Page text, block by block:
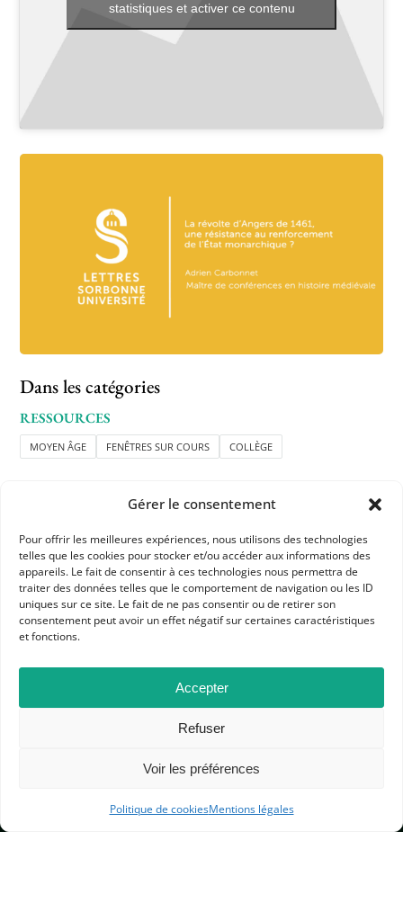
Gérer le consentement
Pour offrir les meilleures expériences, nous utilisons des technologies
telles que les cookies pour stocker et/ou accéder aux informations des
appareils. Le fait de consentir à ces technologies nous permettra de
traiter des données telles que le comportement de navigation ou les ID
uniques sur ce site. Le fait de ne pas consentir ou de retirer son
consentement peut avoir un effet négatif sur certaines caractéristiques
et fonctions.
Accepter
Refuser
Voir les préférences
Politique de cookiesMentions légales
statistiques et activer ce contenu
Dans les catégories
RESSOURCES
MOYEN ÂGE FENÊTRES SUR COURS COLLÈGE
APHG
Association des professeurs d'histoire et géographie
BP 6541 – 75065 Paris Cedex 02
MENTIONS LÉGALES